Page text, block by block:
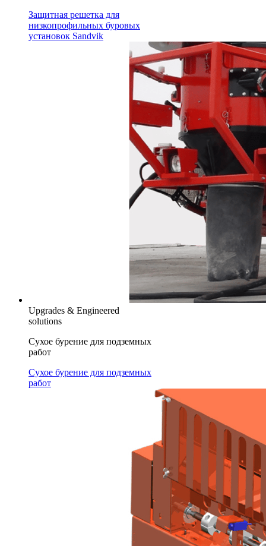
Защитная решетка для
низкопрофильных буровых
установок Sandvik
Upgrades & Engineered
solutions
Сухое бурение для подземных
работ
Сухое бурение для подземных
работ